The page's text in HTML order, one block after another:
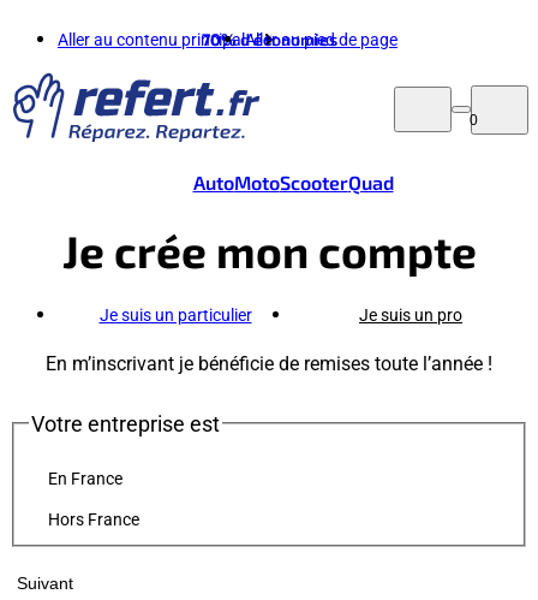
Aller au contenu principalAller au pied de page
70%d'économies
0
AutoMotoScooterQuad
Je crée mon compte
Je suis un particulier Je suis un pro
En m’inscrivant je bénéficie de remises toute l’année !
Votre entreprise est
En France
Hors France
Suivant